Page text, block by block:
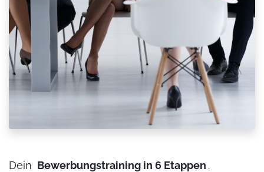
Dein Bewerbungstraining in 6 Etappen .